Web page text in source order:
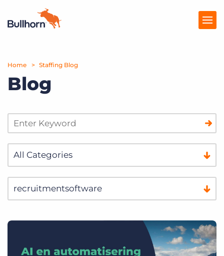
Producten
Prijzen
Marketplace
Over Ons
Inloggen
Home Staffing Blog
Blog